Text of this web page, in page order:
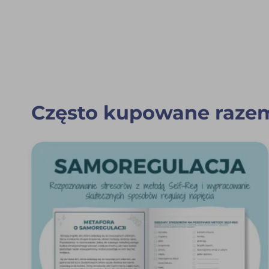
Często kupowane